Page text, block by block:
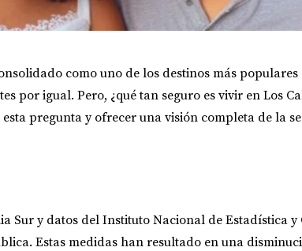
como uno de los destinos más populares
igual. Pero, ¿qué tan seguro es vivir en Los
pregunta y ofrecer una visión completa de la
Sur y datos del Instituto Nacional de Estadística y
Estas medidas han resultado en una